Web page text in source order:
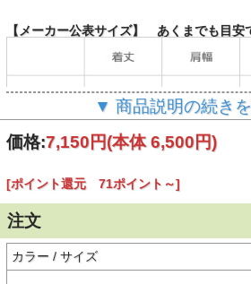
【メーカー公表サイズ】 あくまでも目安
（単位：cm）
【商品説明】
ヴィンテージライクな主役級ロンT
ピグメント加工の風合いが印象的な長袖Tシ
擦れたグラフィックデザインで、よりヴィ
フロントは、ロゴとメッセージをポップな
バックスタイルは、同じグラフィックを彩
▼ 商品説明の続き
価格:7,150円(本体 6,500円)
[ポイント還元 71ポイント～]
注文
カラー / サイズ